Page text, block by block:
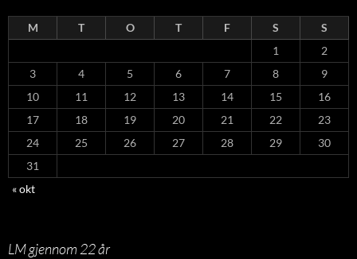
M T O T F S
S
1
2
3
4 5 6 7 8
9
10
11 12 13 14 15
16
17
18 19 20 21 22
23
24
25 26 27 28 29
30
31
« okt
LM gjennom 22 år